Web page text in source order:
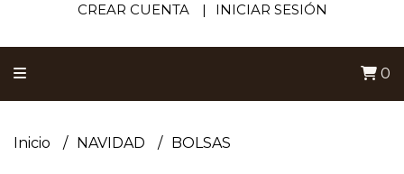
CREAR CUENTA INICIAR SESIÓN
0
Inicio NAVIDAD BOLSAS